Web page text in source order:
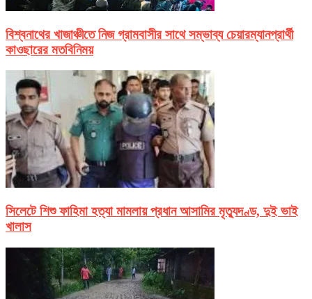
বিশ্বনাথের খাজাঞ্চীতে নিজ গ্রামবাসীর সাথে সম্ভাব্য চেয়ারম্যানপ্রার্থী
কাওছারের মতবিনিময়
সিলেটে শিশু ফাহিমা হত্যা মামলায় প্রধান আসামির মৃত্যুদণ্ড, দুই ভাই
খালাস